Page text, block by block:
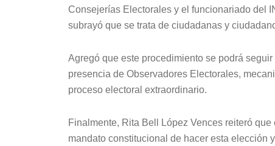
Consejerías Electorales y el funcionariado del
subrayó que se trata de ciudadanas y
Agregó que este procedimiento se podrá
presencia de Observadores Electorales,
proceso electoral extraordinario.
Finalmente, Rita Bell López Vences reiteró
mandato constitucional de hacer esta elección